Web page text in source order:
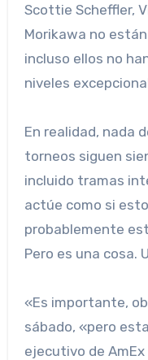
Scottie Scheffler,
Morikawa no
incluso ellos no
niveles
En realidad, nada
torneos siguen
incluido tramas
actúe como si
probablemente
Pero es una cosa.
«Es importante,
sábado, «pero
ejecutivo de